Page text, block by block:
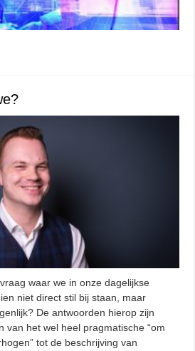
waar we in onze dagelijkse
niet direct stil bij staan, maar
De antwoorden hierop zijn
van het wel heel pragmatische “om
tot de beschrijving van